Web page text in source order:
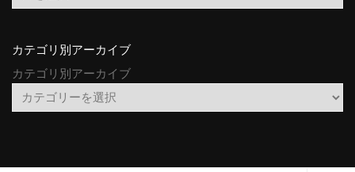
カテゴリ別アーカイブ
カテゴリ別アーカイブ